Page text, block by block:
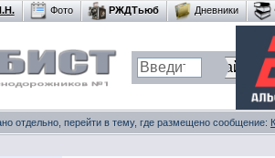
Фото РЖДТьюб Дневники
отдельно, перейти в тему, где размещено сообщение: